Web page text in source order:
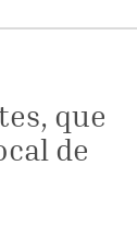
que
de